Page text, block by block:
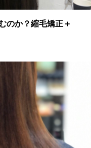
のか？縮毛矯正＋